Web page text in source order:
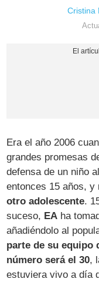
Cristina
Era el año 2006
grandes promesas
defensa de un niño
entonces 15 años, y
otro adolescente.
suceso, EA ha
añadiéndolo al
parte de su equipo
número será el 30,
estuviera vivo a día